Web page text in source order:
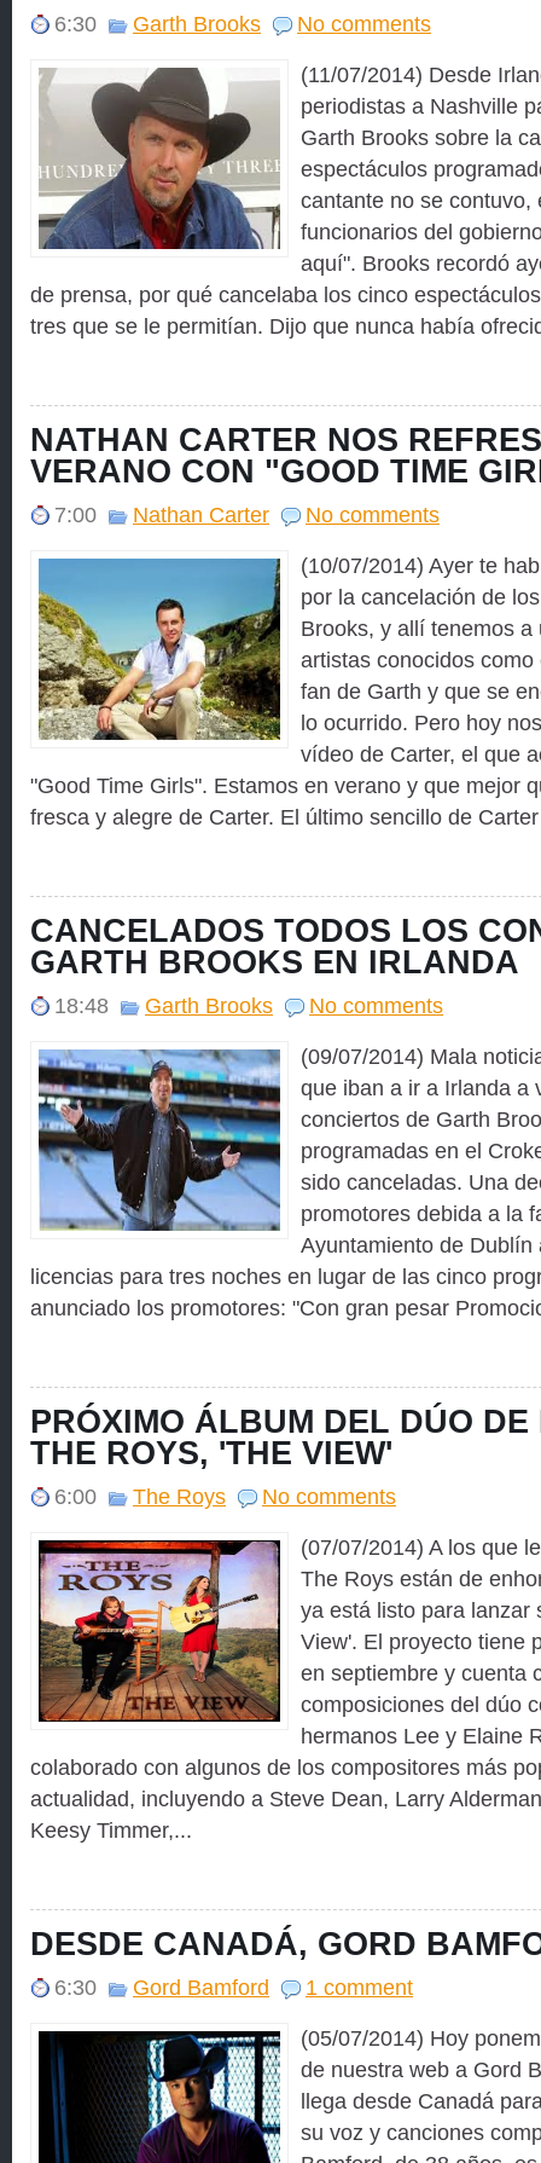
6:30 Garth Brooks
No comments
(11/07/2014) Desde
periodistas a Nashville
Garth Brooks sobre la
espectáculos
cantante no se contuvo,
funcionarios del
aquí". Brooks recordó
de prensa, por qué cancelaba los cinco
tres que se le permitían. Dijo que nunca había
NATHAN CARTER NOS
VERANO CON "GOOD TIME
7:00 Nathan Carter
No comments
(10/07/2014) Ayer te
por la cancelación de
Brooks, y allí tenemos a
artistas conocidos
fan de Garth y que se
lo ocurrido. Pero hoy
vídeo de Carter, el que
"Good Time Girls". Estamos en verano y que mejor
fresca y alegre de Carter. El último sencillo de
CANCELADOS TODOS LOS
GARTH BROOKS EN IRLANDA
18:48 Garth Brooks
No comments
(09/07/2014) Mala
que iban a ir a Irlanda a
conciertos de Garth
programadas en el
sido canceladas. Una
promotores debida a la
Ayuntamiento de Dublín
licencias para tres noches en lugar de las cinco
anunciado los promotores: "Con gran pesar
PRÓXIMO ÁLBUM DEL DÚO
THE ROYS, 'THE VIEW'
6:00 The Roys
No comments
(07/07/2014) A los que
The Roys están de
ya está listo para lanzar
View'. El proyecto tiene
en septiembre y cuenta
composiciones del dúo
hermanos Lee y Elaine
colaborado con algunos de los compositores más
actualidad, incluyendo a Steve Dean, Larry
Keesy Timmer,...
DESDE CANADÁ, GORD
6:30 Gord Bamford
1 comment
(05/07/2014) Hoy
de nuestra web a Gord
llega desde Canadá
su voz y canciones